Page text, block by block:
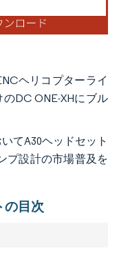
ヘリコプターライ
DC ONE-XHにブル
いてA30ヘッドセット
プ設計の市場普及を
の目次